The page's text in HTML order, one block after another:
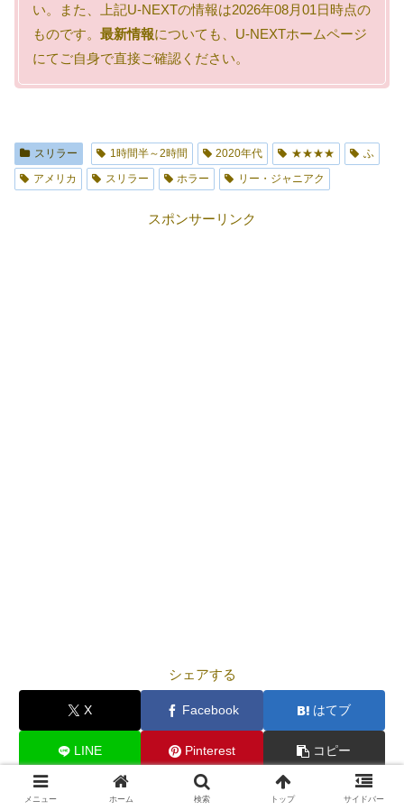
い。また、上記U-NEXTの情報は2026年08月01日時点の
ものです。 最新情報についても、U-NEXTホームページ
にてご自身で直接ご確認ください。
スリラー 1時間半～2時間 2020年代 ★★★★
ふ
アメリカ
スリラー ホラー リー・ジャニアク
スポンサーリンク
シェアする
X Facebook はてブ
LINE Pinterest コピー
メニュー ホーム 検索 トップ サイドバー